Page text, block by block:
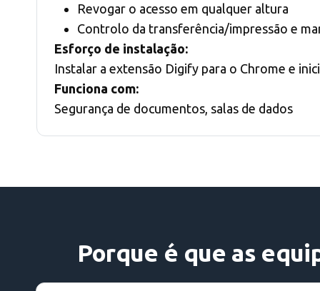
Revogar o acesso em qualquer altura
Controlo da transferência/impressão e
Esforço de instalação:
Instalar a extensão Digify para o Chrome e
Funciona com:
Segurança de documentos, salas de dados
Porque é que as